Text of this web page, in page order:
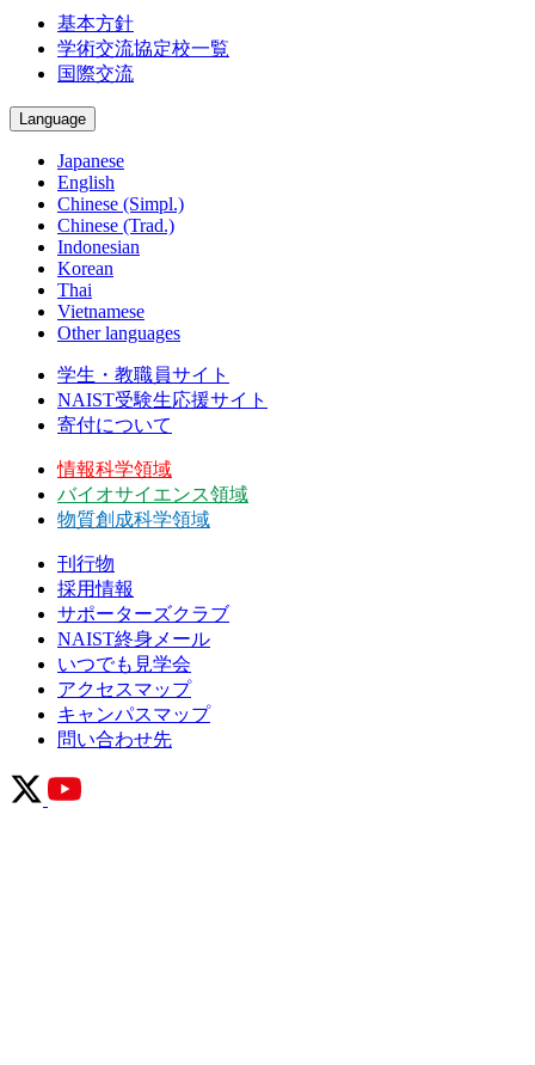
基本方針
学術交流協定校一覧
国際交流
Language
Japanese
English
Chinese (Simpl.)
Chinese (Trad.)
Indonesian
Korean
Thai
Vietnamese
Other languages
学生・教職員サイト
NAIST受験生応援サイト
寄付について
情報科学領域
バイオサイエンス領域
物質創成科学領域
刊行物
採用情報
サポーターズクラブ
NAIST終身メール
いつでも見学会
アクセスマップ
キャンパスマップ
問い合わせ先